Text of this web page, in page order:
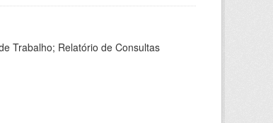
Trabalho; Relatório de Consultas